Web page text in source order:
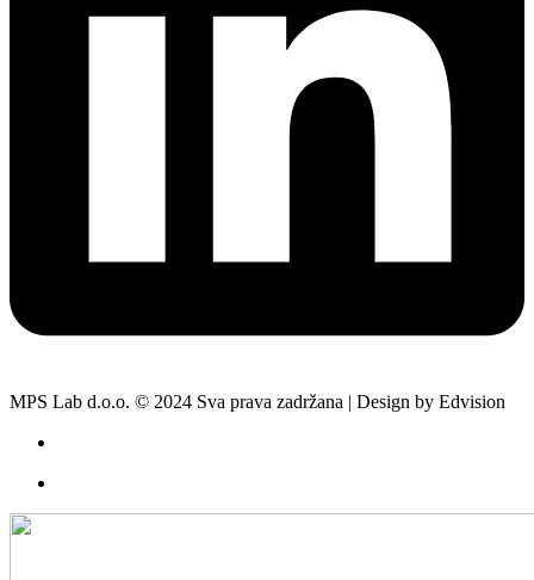
MPS Lab d.o.o. © 2024 Sva prava zadržana | Design by Edvision